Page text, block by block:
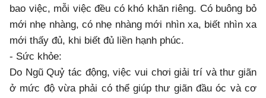
bao việc, mỗi việc đều có khó khăn riêng. Có buông bỏ
mới nhẹ nhàng, có nhẹ nhàng mới nhìn xa, biết nhìn xa
mới thấy đủ, khi biết đủ liền hạnh phúc.
- Sức khỏe:
Do Ngũ Quỷ tác động, việc vui chơi giải trí và thư giãn
ở mức độ vừa phải có thể giúp thư giãn đầu óc và cơ